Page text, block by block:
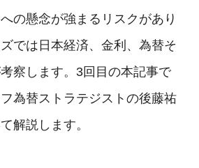
の懸念が強まるリスクがあり
では日本経済、金利、為替そ
察します。3回目の本記事で
為替ストラテジストの後藤祐
解説します。